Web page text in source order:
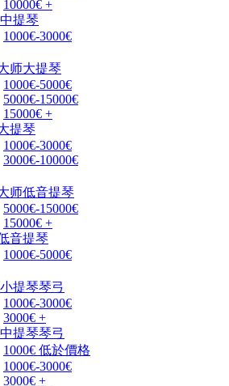
10000€ +
提琴
1000€-3000€
师大提琴
1000€-5000€
5000€-15000€
15000€ +
提琴
1000€-3000€
3000€-10000€
师低音提琴
5000€-15000€
15000€ +
音提琴
1000€-5000€
提琴琴弓
1000€-3000€
3000€ +
提琴琴弓
1000€ 低於價格
1000€-3000€
3000€ +